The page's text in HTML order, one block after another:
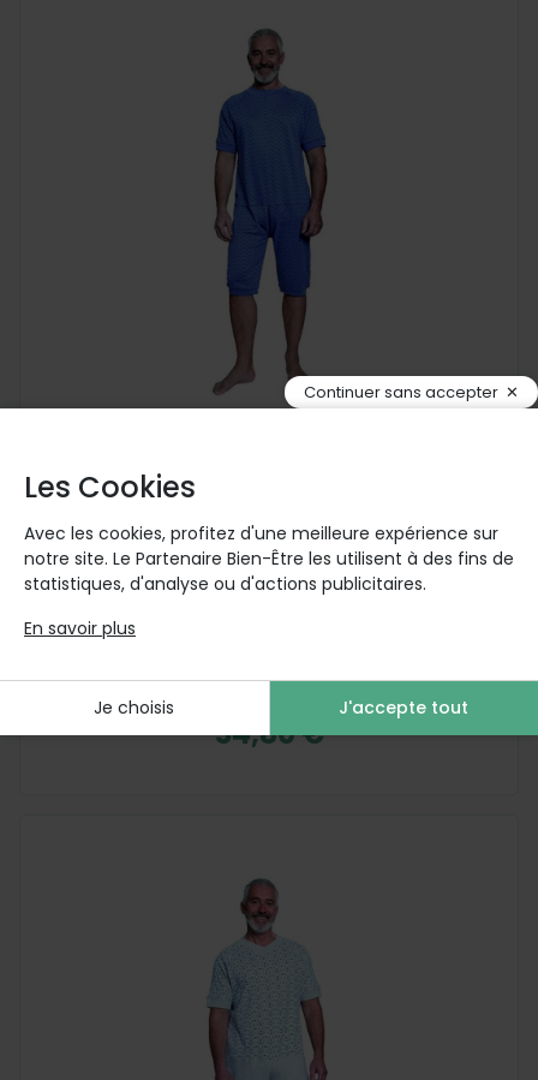
Grenouillère BENEFACTOR manches
courtes Interlock imprimé bleu
A partir de
54,80 €
Continuer sans accepter
Les Cookies
Avec les cookies, profitez d'une meilleure expérience sur
notre site. Le Partenaire Bien-Être les utilisent à des fins de
statistiques, d'analyse ou d'actions publicitaires.
En savoir plus
Je choisis J'accepte tout